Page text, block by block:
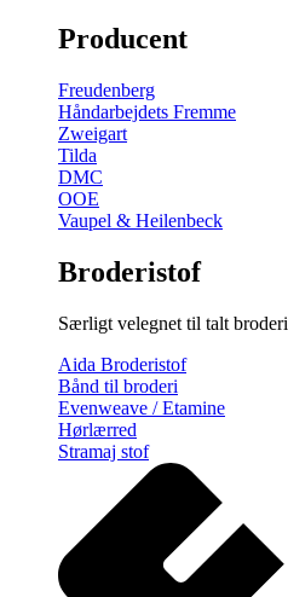
Producent
Freudenberg
Håndarbejdets Fremme
Zweigart
Tilda
DMC
OOE
Vaupel & Heilenbeck
Broderistof
Særligt velegnet til talt broderi
Aida Broderistof
Bånd til broderi
Evenweave / Etamine
Hørlærred
Stramaj stof